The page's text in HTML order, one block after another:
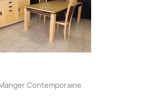
Contemporaine